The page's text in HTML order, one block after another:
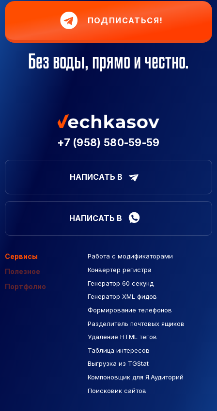
ПОДПИСАТЬСЯ!
Без воды, прямо и честно.
+7 (958) 580-59-59
НАПИСАТЬ В
НАПИСАТЬ В
Сервисы
Полезное
Портфолио
Работа с модификаторами
Конвертер регистра
Генератор 60 секунд
Генератор XML фидов
Формирование телефонов
Разделитель почтовых ящиков
Удаление HTML тегов
Таблица интересов
Выгрузка из TGStat
Компоновщик для Я.Аудиторий
Поисковик сайтов
Подборка сайтов
Макеты Figma
База Яндекс Карты
РСЯ площадки
Созданные сайты
Контекстная реклама